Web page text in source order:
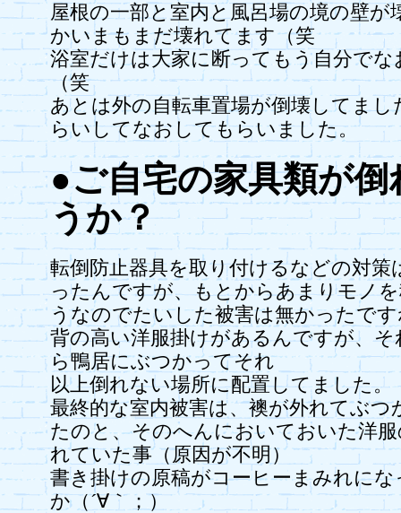
屋根の一部と室内と風呂場の境の壁
かいまもまだ壊れてます（笑
浴室だけは大家に断ってもう自分で
（笑
あとは外の自転車置場が倒壊してまし
らいしてなおしてもらいました。
●ご自宅の家具類が
うか？
転倒防止器具を取り付けるなどの対策
ったんですが、もとからあまりモノ
うなのでたいした被害は無かったで
背の高い洋服掛けがあるんですが、
ら鴨居にぶつかってそれ
以上倒れない場所に配置してました。
最終的な室内被害は、襖が外れてぶつ
たのと、そのへんにおいておいた洋
れていた事（原因が不明）
書き掛けの原稿がコーヒーまみれに
か（´∀｀；）